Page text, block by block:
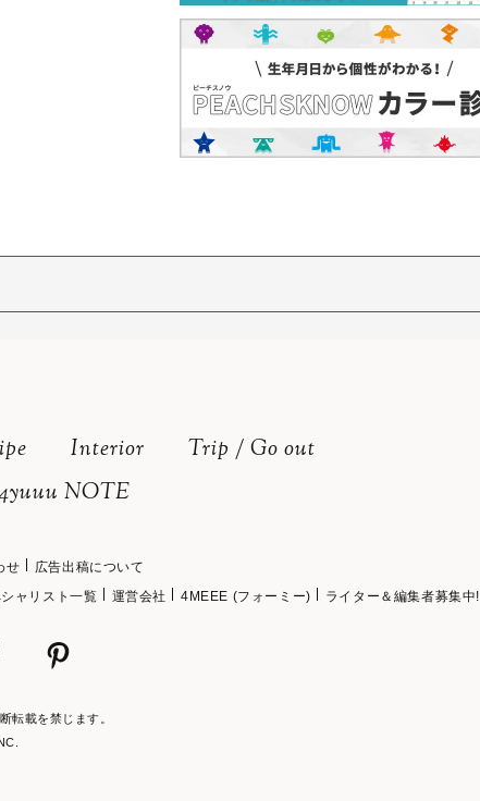
Interior
Trip / Go out
NOTE
せ
広告出稿について
ャリスト一覧 運営会社 4MEEE (フォーミー) ライター＆編集者募集中!
転載を禁じます。